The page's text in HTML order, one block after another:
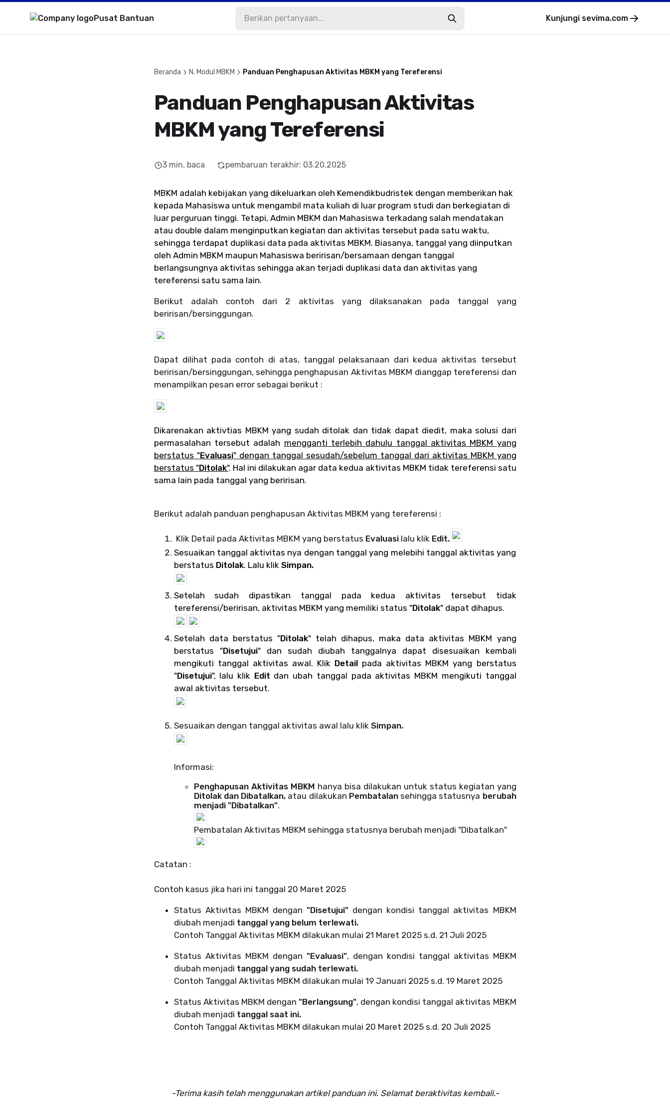
Pusat Bantuan Kunjungi sevima.com
Beranda N. Modul MBKM Panduan Penghapusan Aktivitas MBKM yang Tereferensi
Panduan Penghapusan Aktivitas
MBKM yang Tereferensi
3 min. baca pembaruan terakhir: 03.20.2025
MBKM adalah kebijakan yang dikeluarkan oleh Kemendikbudristek dengan memberikan hak
kepada Mahasiswa untuk mengambil mata kuliah di luar program studi dan berkegiatan di
luar perguruan tinggi. Tetapi, Admin MBKM dan Mahasiswa terkadang salah mendatakan
atau double dalam menginputkan kegiatan dan aktivitas tersebut pada satu waktu,
sehingga terdapat duplikasi data pada aktivitas MBKM. Biasanya, tanggal yang diinputkan
oleh Admin MBKM maupun Mahasiswa beririsan/bersamaan dengan tanggal
berlangsungnya aktivitas sehingga akan terjadi duplikasi data dan aktivitas yang
tereferensi satu sama lain.
Berikut adalah contoh dari 2 aktivitas yang dilaksanakan pada tanggal yang
beririsan/bersinggungan.
Dapat dilihat pada contoh di atas, tanggal pelaksanaan dari kedua aktivitas tersebut
beririsan/bersinggungan, sehingga penghapusan Aktivitas MBKM dianggap tereferensi dan
menampilkan pesan error sebagai berikut :
Dikarenakan aktivtias MBKM yang sudah ditolak dan tidak dapat diedit, maka solusi dari
permasalahan tersebut adalah mengganti terlebih dahulu tanggal aktivitas MBKM yang
berstatus "Evaluasi" dengan tanggal sesudah/sebelum tanggal dari aktivitas MBKM yang
berstatus "Ditolak". Hal ini dilakukan agar data kedua aktivitas MBKM tidak tereferensi satu
sama lain pada tanggal yang beririsan.
Berikut adalah panduan penghapusan Aktivitas MBKM yang tereferensi :
Klik Detail pada Aktivitas MBKM yang berstatus Evaluasi lalu klik Edit.
Sesuaikan tanggal aktivitas nya dengan tanggal yang melebihi tanggal aktivitas yang
berstatus Ditolak. Lalu klik Simpan.
Setelah sudah dipastikan tanggal pada kedua aktivitas tersebut tidak
tereferensi/beririsan, aktivitas MBKM yang memiliki status "Ditolak" dapat dihapus.
Setelah data berstatus "Ditolak" telah dihapus, maka data aktivitas MBKM yang
berstatus "Disetujui" dan sudah diubah tanggalnya dapat disesuaikan kembali
mengikuti tanggal aktivitas awal. Klik Detail pada aktivitas MBKM yang berstatus
"Disetujui", lalu klik Edit dan ubah tanggal pada aktivitas MBKM mengikuti tanggal
awal aktivitas tersebut.
Sesuaikan dengan tanggal aktivitas awal lalu klik Simpan.
Informasi:
Penghapusan Aktivitas MBKM hanya bisa dilakukan untuk status kegiatan yang
Ditolak dan Dibatalkan, atau dilakukan Pembatalan sehingga statusnya berubah
menjadi "Dibatalkan".
Pembatalan Aktivitas MBKM sehingga statusnya berubah menjadi "Dibatalkan"
Catatan :
Contoh kasus jika hari ini tanggal 20 Maret 2025
Status Aktivitas MBKM dengan "Disetujui"dengan kondisi tanggal aktivitas MBKM
diubah menjadi tanggal yang belum terlewati.
Contoh Tanggal Aktivitas MBKM dilakukan mulai 21 Maret 2025 s.d. 21 Juli 2025
Status Aktivitas MBKM dengan "Evaluasi", dengan kondisi tanggal aktivitas MBKM
diubah menjadi tanggal yang sudah terlewati.
Contoh Tanggal Aktivitas MBKM dilakukan mulai 19 Januari 2025 s.d. 19 Maret 2025
Status Aktivitas MBKM dengan "Berlangsung", dengan kondisi tanggal aktivitas MBKM
diubah menjadi tanggal saat ini.
Contoh Tanggal Aktivitas MBKM dilakukan mulai 20 Maret 2025 s.d. 20 Juli 2025
-Terima kasih telah menggunakan artikel panduan ini. Selamat beraktivitas kembali.-